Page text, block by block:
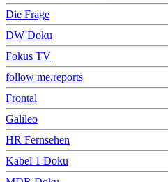
Die Frage
DW Doku
Fokus TV
follow me.reports
Frontal
Galileo
HR Fernsehen
Kabel 1 Doku